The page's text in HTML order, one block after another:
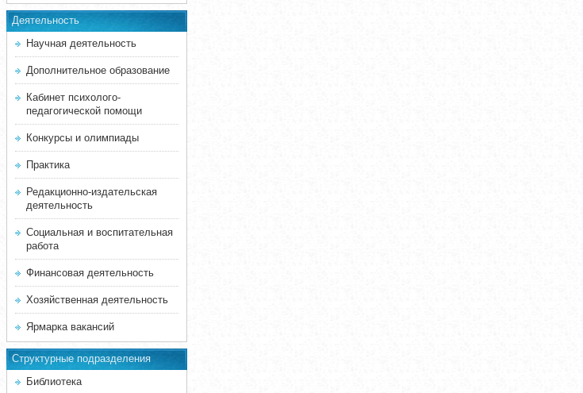
Деятельность
Научная деятельность
Дополнительное образование
Кабинет психолого-
педагогической помощи
Конкурсы и олимпиады
Практика
Редакционно-издательская
деятельность
Социальная и воспитательная
работа
Финансовая деятельность
Хозяйственная деятельность
Ярмарка вакансий
Структурные подразделения
Библиотека